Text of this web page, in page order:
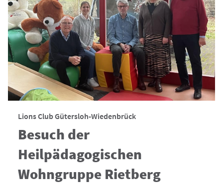
Lions Club Gütersloh-Wiedenbrück
Besuch der
Heilpädagogischen
Wohngruppe Rietberg